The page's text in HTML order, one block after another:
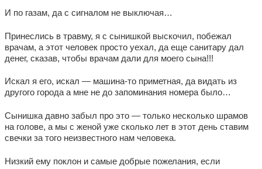
И по газам, да с сигналом не выключая…
Принеслись в травму, я с сынишкой выскочил, побежал
врачам, а этот человек просто уехал, да еще санитару дал
денег, сказав, чтобы врачам дали для моего сына!!!
Искал я его, искал — машина-то приметная, да видать из
другого города а мне не до запоминания номера было…
Сынишка давно забыл про это — только несколько шрамов
на голове, а мы с женой уже сколько лет в этот день ставим
свечки за того неизвестного нам человека.
Низкий ему поклон и самые добрые пожелания, если